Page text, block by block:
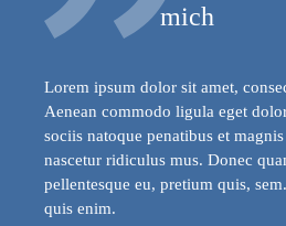
mich
Lorem ipsum dolor sit amet,
Aenean commodo ligula eget
sociis natoque penatibus et
nascetur ridiculus mus. Donec
pellentesque eu, pretium quis,
quis enim.